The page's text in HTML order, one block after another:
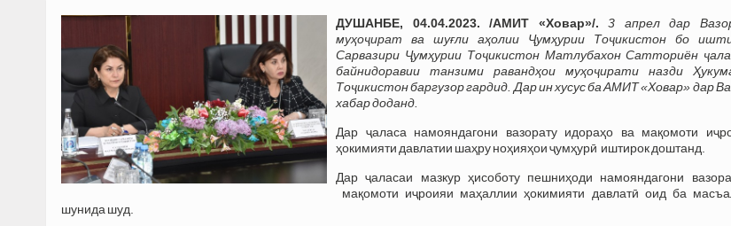
ДУШАНБЕ, 04.04.2023. /АМИТ «Ховар»/. 3 апрел
дар
муҳоҷират ва шуғли аҳолии Ҷумҳурии Тоҷикистон бо
Сарвазири Ҷумҳурии Тоҷикистон Матлубахон Сатториён
байнидоравии танзими равандҳои муҳоҷирати назди
Тоҷикистон баргузор гардид. Дар ин хусус ба АМИТ «Ховар» дар
хабар доданд.
Дар ҷаласа намояндагони вазорату идораҳо ва мақомоти
ҳокимияти давлатии шаҳру ноҳияҳои ҷумҳурӣ иштирок доштанд.
Дар ҷаласаи мазкур ҳисоботу пешниҳоди намояндагони
мақомоти иҷроияи маҳаллии ҳокимияти давлатӣ оид ба
шунида шуд.